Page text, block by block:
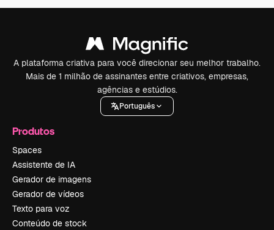
A plataforma criativa para você direcionar seu melhor trabalho.
Mais de 1 milhão de assinantes entre criativos, empresas,
agências e estúdios.
Português
Produtos
Spaces
Assistente de IA
Gerador de imagens
Gerador de vídeos
Texto para voz
Conteúdo de stock